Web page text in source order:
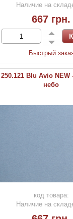
Наличие на
667 грн.
Быстрый
250.121 Blu Avio NEW
небо
код товара:
Наличие на